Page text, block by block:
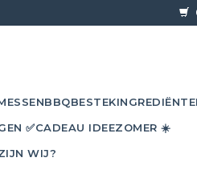
BBQBESTEK
✅CADEAU IDEEZOMER ☀️
WIJ?